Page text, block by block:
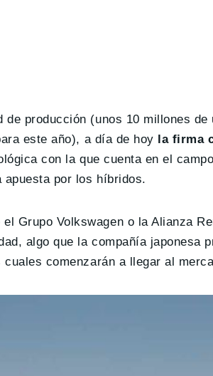
de producción (unos 10 millones
este año), a día de hoy la firma
con la que cuenta en el
por los híbridos.
Grupo Volkswagen o la Alianza
algo que la compañía japonesa
cuales comenzarán a llegar al